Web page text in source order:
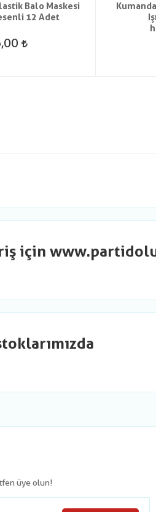
Balo Maskesi
12 Adet
için
üye olun!